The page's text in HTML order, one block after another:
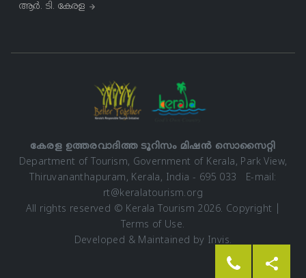
ആർ. ടി. കേരള
കേരള ഉത്തരവാദിത്ത ടൂറിസം മിഷൻ സൊസൈറ്റി
Department of Tourism, Government of Kerala, Park View,
Thiruvananthapuram, Kerala, India - 695 033 E-mail:
rt@keralatourism.org
All rights reserved © Kerala Tourism 2026. Copyright
Terms of Use.
Developed & Maintained by ​ Invis.